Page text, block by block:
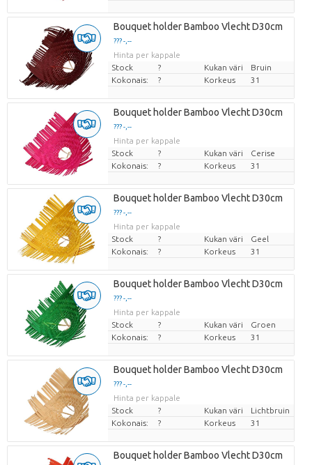
Bouquet holder Bamboo Vlecht D30cm
??? -,--
Hinta per kappale
Stock
? Kukan väri
Bruin
Kokonais:
? Korkeus 31
Bouquet holder Bamboo Vlecht D30cm
??? -,--
Hinta per kappale
Stock
? Kukan väri
Cerise
Kokonais:
? Korkeus 31
Bouquet holder Bamboo Vlecht D30cm
??? -,--
Hinta per kappale
Stock
? Kukan väri
Geel
Kokonais:
? Korkeus 31
Bouquet holder Bamboo Vlecht D30cm
??? -,--
Hinta per kappale
Stock
? Kukan väri
Groen
Kokonais:
? Korkeus 31
Bouquet holder Bamboo Vlecht D30cm
??? -,--
Hinta per kappale
Stock
? Kukan väri
Lichtbruin
Kokonais:
? Korkeus 31
Bouquet holder Bamboo Vlecht D30cm